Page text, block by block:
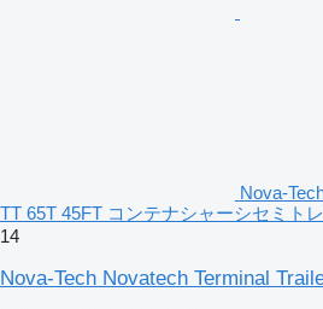
Nova-
TT 65T 45FT コンテナシャーシセミト
14
Nova-Tech Novatech Terminal